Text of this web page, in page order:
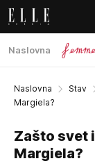
Naslovna
Naslovna Stav
Margiela?
Zašto svet
Margiela?